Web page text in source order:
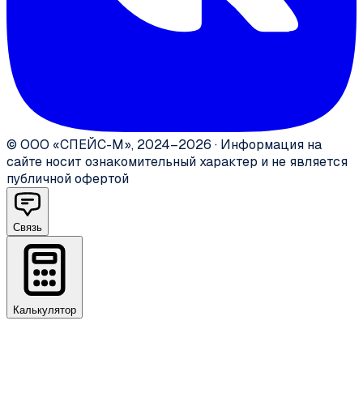
© ООО «СПЕЙС-М», 2024–2026 · Информация на
сайте носит ознакомительный характер и не является
публичной офертой
Связь
Калькулятор